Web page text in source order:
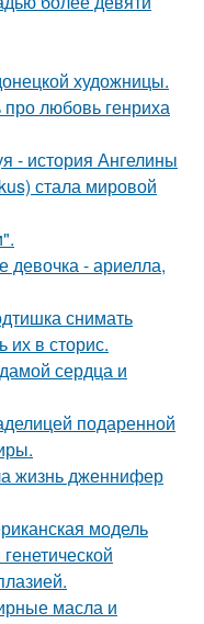
художницы.
любовь генриха
- история Ангелины
стала мировой
девочка - ариелла,
снимать
их в сторис.
сердца и
подаренной
жизнь дженнифер
модель
масла и